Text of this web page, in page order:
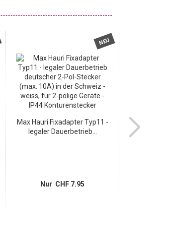
NEU
Max Hauri Fixadapter Typ11 -
legaler Dauerbetrieb...
Nur CHF 7.95